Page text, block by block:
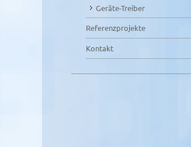
Geräte-Treiber
Referenzprojekte
Kontakt